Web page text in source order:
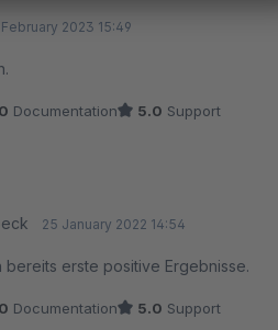
2023 15:49
Documentation 5.0 Support
25 January 2022 14:54
erste positive Ergebnisse.
Documentation 5.0 Support